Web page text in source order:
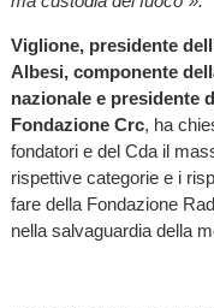
Viglione, presidente
Albesi, componente
nazionale e presidente
Fondazione Crc, ha
fondatori e del Cda il
rispettive categorie e i
fare della Fondazione
nella salvaguardia della